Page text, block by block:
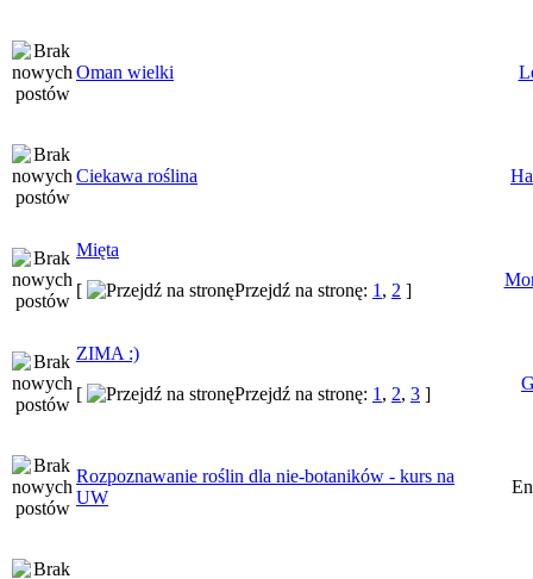
Oman wielki
Ciekawa roślina
Mięta
[
Przejdź na stronę: 1 , 2 ]
ZIMA :)
[
Przejdź na stronę: 1 , 2, 3 ]
Rozpoznawanie roślin dla nie-botaników - kurs na
UW